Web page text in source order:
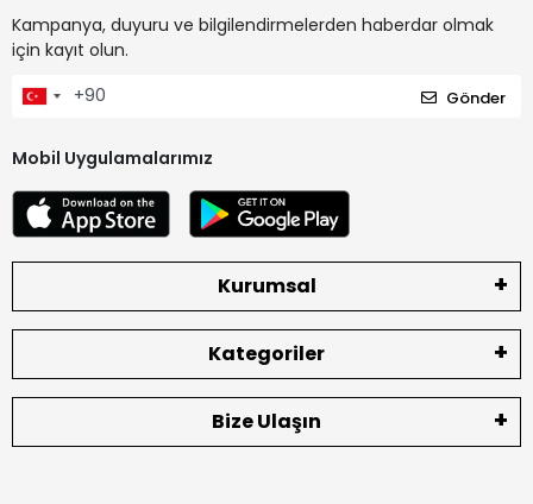
Kampanya, duyuru ve bilgilendirmelerden haberdar olmak
için kayıt olun.
Gönder
Mobil Uygulamalarımız
Kurumsal
Kategoriler
Bize Ulaşın